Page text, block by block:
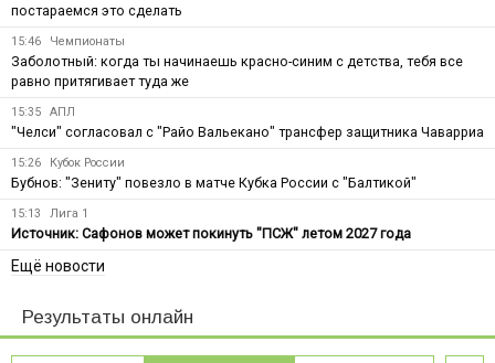
постараемся это сделать
15:46 Чемпионаты
Заболотный: когда ты начинаешь красно-синим с детства, тебя все
равно притягивает туда же
15:35 АПЛ
"Челси" согласовал с "Райо Вальекано" трансфер защитника Чаварриа
15:26 Кубок России
Бубнов: "Зениту" повезло в матче Кубка России с "Балтикой"
15:13 Лига 1
Источник: Сафонов может покинуть "ПСЖ" летом 2027 года
Ещё новости
Результаты онлайн